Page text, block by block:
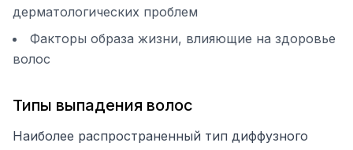
дерматологических проблем
Факторы образа жизни, влияющие на здоровье
волос
Типы выпадения волос
Наиболее распространенный тип диффузного